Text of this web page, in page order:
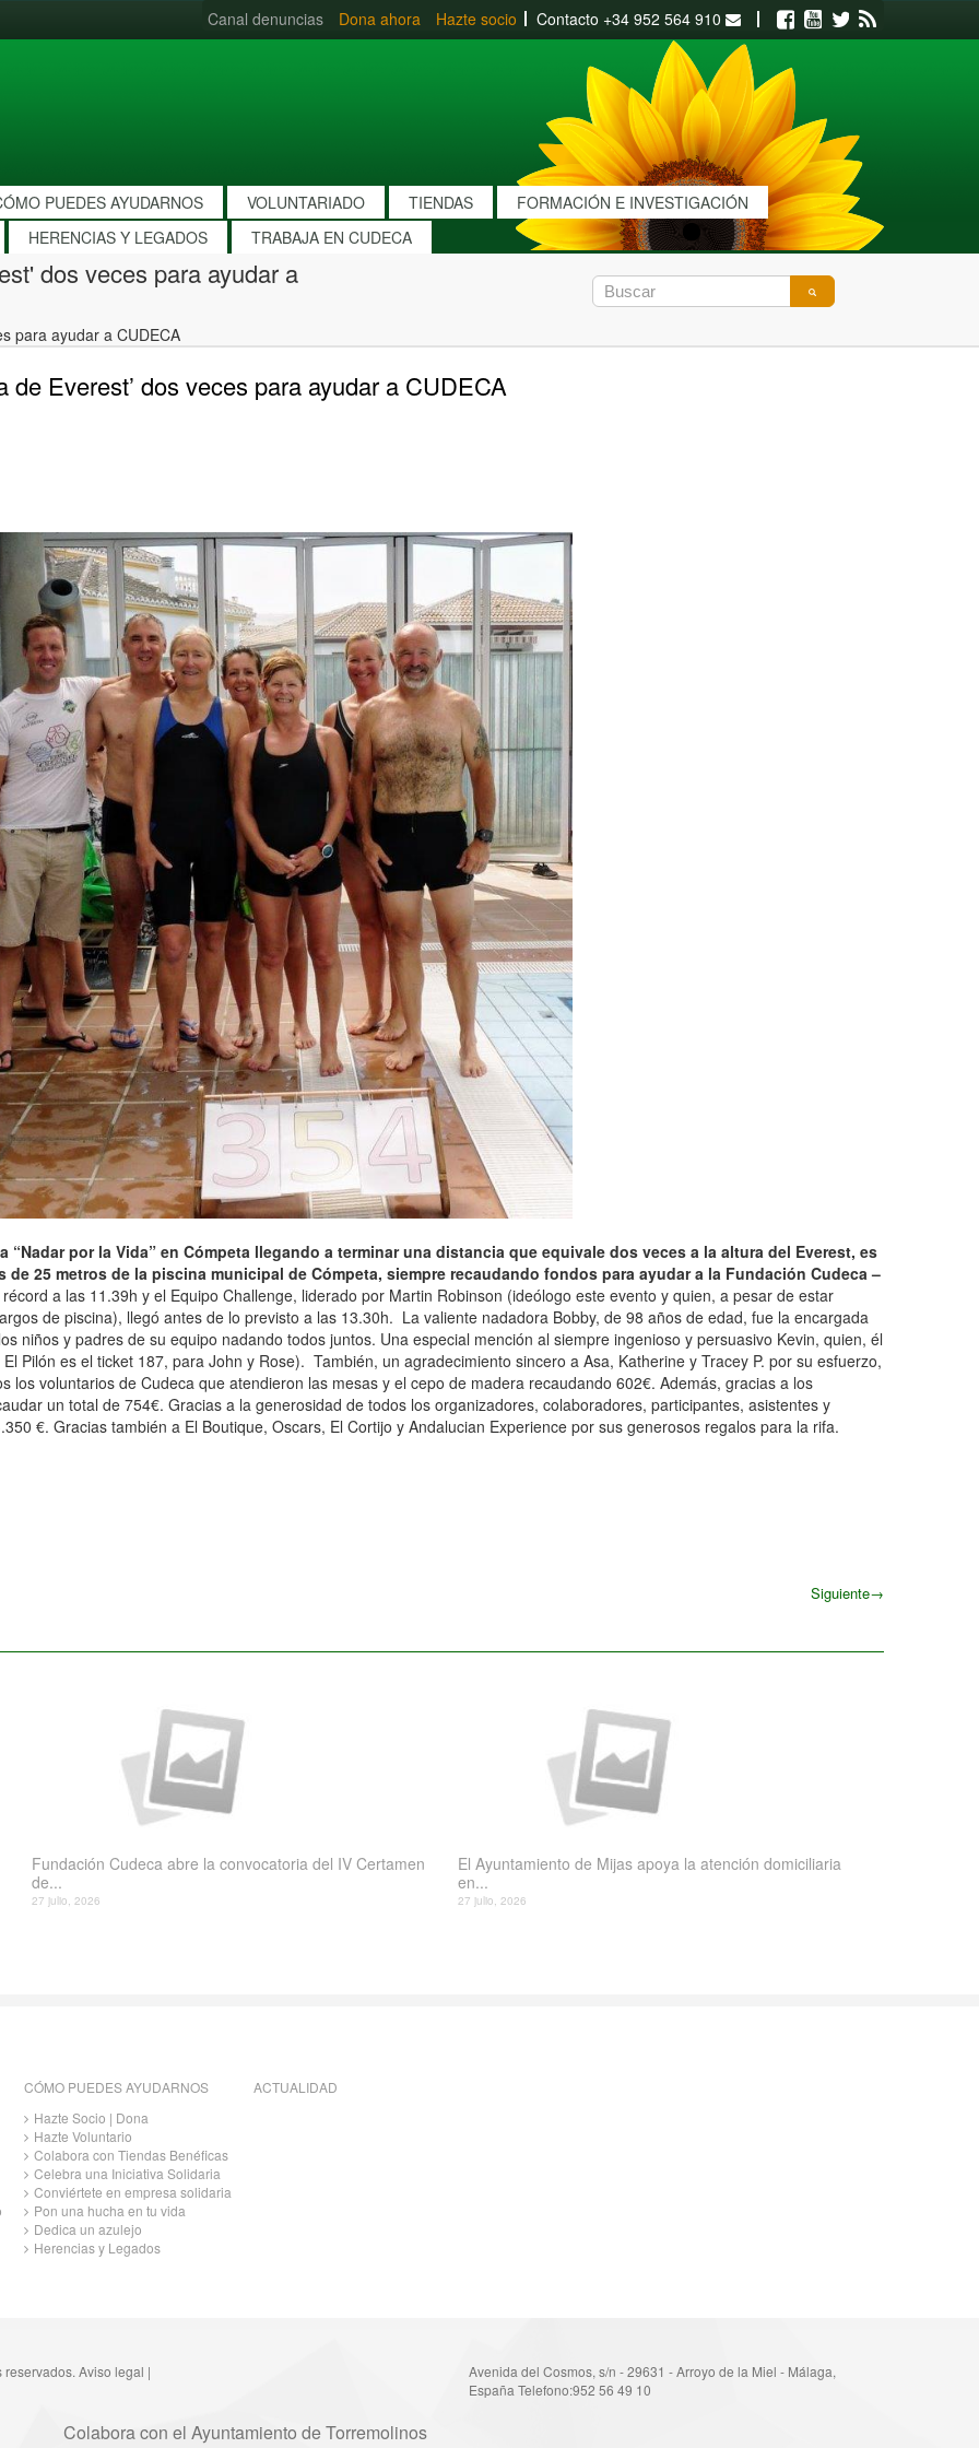
Canal denuncias Dona ahora Hazte socio Contacto +34 952 564 910 Facebook
Youtube
Twitter
PUEDES AYUDARNOS VOLUNTARIADO TIENDAS
FORMACIÓN E INVESTIGACIÓN
HERENCIAS Y LEGADOS
TRABAJA EN CUDECA
dos veces para ayudar a
para ayudar a CUDECA
de Everest’ dos veces para ayudar a CUDECA
“Nadar por la Vida” en Cómpeta llegando a terminar una distancia que equivale dos veces a la altura del Everest, es
25 metros de la piscina municipal de Cómpeta, siempre recaudando fondos para ayudar a la Fundación Cudeca –
a las 11.39h y el Equipo Challenge, liderado por Martin Robinson (ideólogo este evento y quien, a pesar de estar
de piscina), llegó antes de lo previsto a las 13.30h. La valiente nadadora Bobby, de 98 años de edad, fue la encargada
niños y padres de su equipo nadando todos juntos. Una especial mención al siempre ingenioso y persuasivo Kevin, quien, él
Pilón es el ticket 187, para John y Rose). También, un agradecimiento sincero a Asa, Katherine y Tracey P. por su esfuerzo,
los voluntarios de Cudeca que atendieron las mesas y el cepo de madera recaudando 602€. Además, gracias a los
un total de 754€. Gracias a la generosidad de todos los organizadores, colaboradores, participantes, asistentes y
€. Gracias también a El Boutique, Oscars, El Cortijo y Andalucian Experience por sus generosos regalos para la rifa.
Siguiente→
Fundación Cudeca abre la convocatoria del IV Certamen
de...
27 julio, 2026
El Ayuntamiento de Mijas apoya la atención domiciliaria
en...
27 julio, 2026
CÓMO PUEDES AYUDARNOS
Hazte Socio | Dona
Hazte Voluntario
Colabora con Tiendas Benéficas
Celebra una Iniciativa Solidaria
Conviértete en empresa solidaria
Pon una hucha en tu vida
Dedica un azulejo
Herencias y Legados
ACTUALIDAD
reservados. Aviso legal |
Avenida del Cosmos, s/n - 29631 - Arroyo de la Miel - Málaga,
España Telefono:952 56 49 10
Colabora con el Ayuntamiento de Torremolinos